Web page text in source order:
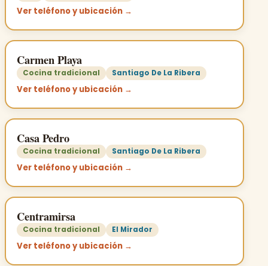
Ver teléfono y ubicación →
Carmen Playa
Cocina tradicional Santiago De La Ribera
Ver teléfono y ubicación →
Casa Pedro
Cocina tradicional Santiago De La Ribera
Ver teléfono y ubicación →
Centramirsa
Cocina tradicional El Mirador
Ver teléfono y ubicación →